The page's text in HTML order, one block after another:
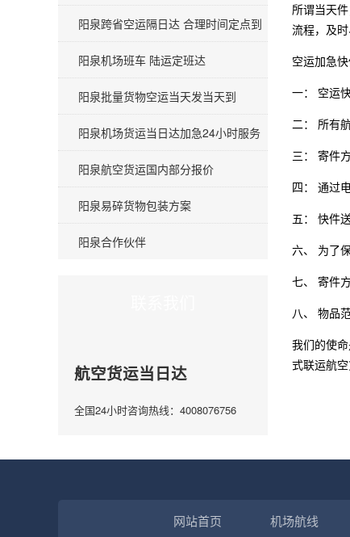
阳泉跨省空运隔日达 合理时间定点到
阳泉机场班车 陆运定班达
阳泉批量货物空运当天发当天到
阳泉机场货运当日达加急24小时服务
阳泉航空货运国内部分报价
阳泉易碎货物包装方案
阳泉合作伙伴
航空货运当日达
全国24小时咨询热线：4008076756
所谓当天
流程，及
空运加急快
一： 空运
二： 所有
三： 寄件
四： 通过
五： 快件
六、 为了
七、 寄件
八、 物品
我们的使
式联运航
网站首页 机场航线